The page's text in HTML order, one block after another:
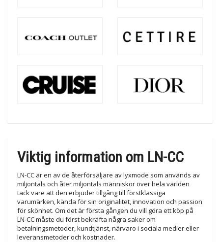
Viktig information om LN-CC
LN-CC är en av de återförsäljare av lyxmode som används av
miljontals och åter miljontals människor över hela världen
tack vare att den erbjuder tillgång till förstklassiga
varumärken, kända för sin originalitet, innovation och passion
för skönhet. Om det är första gången du vill göra ett köp på
LN-CC måste du först bekräfta några saker om
betalningsmetoder, kundtjänst, närvaro i sociala medier eller
leveransmetoder och kostnader.